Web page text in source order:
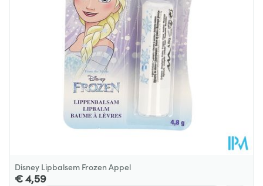
Hoeveelheid
Verpakking
4
Kamertemperatuur (15°C - 25°C)
Disney Lipbalsem Frozen Appel
€ 4,59